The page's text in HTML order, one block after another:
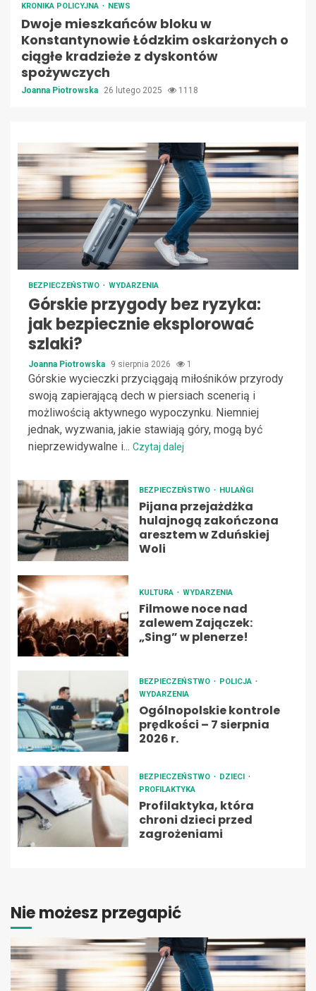
KRONIKA POLICYJNA NEWS
Dwoje mieszkańców bloku w
Konstantynowie Łódzkim oskarżonych o
ciągłe kradzieże z dyskontów
spożywczych
Joanna Piotrowska 26 lutego 2025 1118
BEZPIECZEŃSTWO WYDARZENIA
Górskie przygody bez ryzyka:
jak bezpiecznie eksplorować
szlaki?
Joanna Piotrowska 9 sierpnia 2026 1
Górskie wycieczki przyciągają miłośników przyrody
swoją zapierającą dech w piersiach scenerią i
możliwością aktywnego wypoczynku. Niemniej
jednak, wyzwania, jakie stawiają góry, mogą być
nieprzewidywalne i... Czytaj dalej
BEZPIECZEŃSTWO HULAŃGI
Pijana przejażdżka
hulajnogą zakończona
aresztem w Zduńskiej
Woli
KULTURA WYDARZENIA
Filmowe noce nad
zalewem Zajączek:
„Sing” w plenerze!
BEZPIECZEŃSTWO
POLICJA
WYDARZENIA
Ogólnopolskie kontrole
prędkości – 7 sierpnia
2026 r.
BEZPIECZEŃSTWO
DZIECI
PROFILAKTYKA
Profilaktyka, która
chroni dzieci przed
zagrożeniami
Nie możesz przegapić